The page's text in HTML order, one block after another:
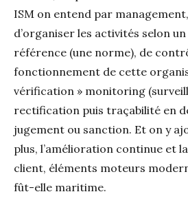
ISM on entend par
d’organiser les activités selon
référence (une norme), de
fonctionnement de cette
vérification » monitoring
rectification puis traçabilité en
jugement ou sanction. Et on y
plus, l’amélioration continue et
client, éléments moteurs
fût-elle maritime.